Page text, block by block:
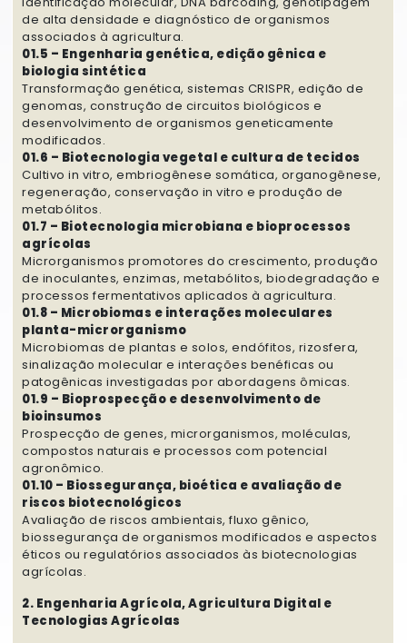
de alta densidade e diagnóstico de organismos
associados à agricultura.
01.5 – Engenharia genética, edição gênica e
biologia sintética
Transformação genética, sistemas CRISPR, edição de
genomas, construção de circuitos biológicos e
desenvolvimento de organismos geneticamente
modificados.
01.6 – Biotecnologia vegetal e cultura de tecidos
Cultivo in vitro, embriogênese somática, organogênese,
regeneração, conservação in vitro e produção de
metabólitos.
01.7 – Biotecnologia microbiana e bioprocessos
agrícolas
Microrganismos promotores do crescimento, produção
de inoculantes, enzimas, metabólitos, biodegradação e
processos fermentativos aplicados à agricultura.
01.8 – Microbiomas e interações moleculares
planta-microrganismo
Microbiomas de plantas e solos, endófitos, rizosfera,
sinalização molecular e interações benéficas ou
patogênicas investigadas por abordagens ômicas.
01.9 – Bioprospecção e desenvolvimento de
bioinsumos
Prospecção de genes, microrganismos, moléculas,
compostos naturais e processos com potencial
agronômico.
01.10 – Biossegurança, bioética e avaliação de
riscos biotecnológicos
Avaliação de riscos ambientais, fluxo gênico,
biossegurança de organismos modificados e aspectos
éticos ou regulatórios associados às biotecnologias
agrícolas.
2. Engenharia Agrícola, Agricultura Digital e
Tecnologias Agrícolas